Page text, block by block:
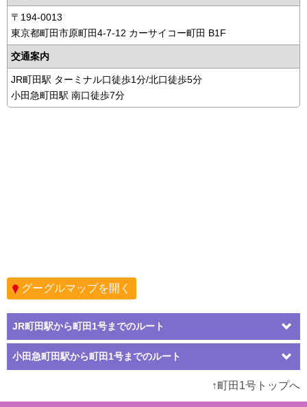
〒194-0013
東京都町田市原町田4-7-12 カーサイコー町田 B1F
交通案内
JR町田駅 ターミナル口徒歩1分/北口徒歩5分
小田急町田駅 南口徒歩7分
グーグルマップを開く
JR町田駅から町田1号までのルート
小田急町田駅から町田1号までのルート
↑町田1号トップへ